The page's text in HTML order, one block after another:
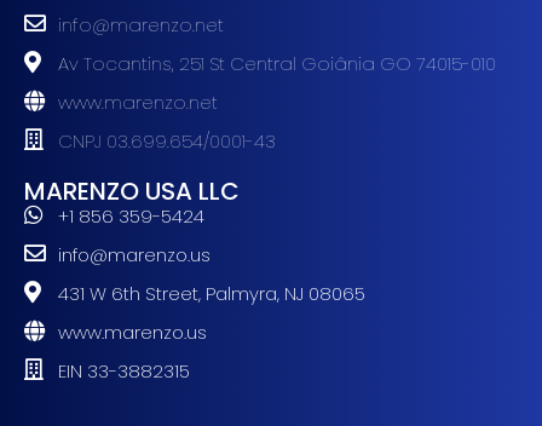
info@marenzo.net
Av Tocantins, 251 St Central Goiânia GO 74015-010
www.marenzo.net
CNPJ 03.699.654/0001-43
MARENZO USA LLC
+1 856 359-5424
info@marenzo.us
431 W 6th Street, Palmyra, NJ 08065
www.marenzo.us
EIN 33-3882315